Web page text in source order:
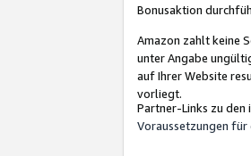
Bonusaktion
Amazon zahlt keine
unter Angabe
auf Ihrer Website
vorliegt.
Partner-Links zu den
Voraussetzungen